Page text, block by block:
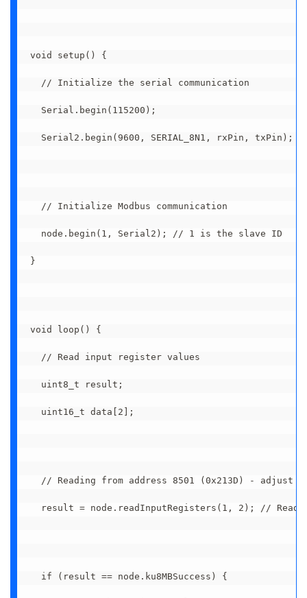
void setup() {
// Initialize the serial communication
Serial.begin(115200);
Serial2.begin(9600, SERIAL_8N1, rxPin, txPin);
// Initialize Modbus communication
node.begin(1, Serial2); // 1 is the slave ID
}
void loop() {
// Read input register values
uint8_t result;
uint16_t data[2];
// Reading from address 8501 (0x213D) - adjust if
result = node.readInputRegisters(1, 2); // Read
if (result == node.ku8MBSuccess) {